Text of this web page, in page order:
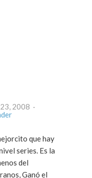
en diciembre 23, 2008 ·
que hay
series. Es la
del
Ganó el